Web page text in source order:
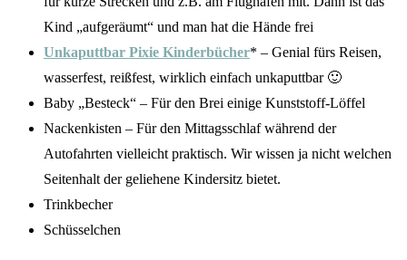
Kind „aufgeräumt“ und man hat die Hände frei
Unkaputtbar Pixie Kinderbücher* – Genial fürs Reisen,
wasserfest, reißfest, wirklich einfach unkaputtbar 🙂
Baby „Besteck“ – Für den Brei einige Kunststoff-Löffel
Nackenkisten – Für den Mittagsschlaf während der
Autofahrten vielleicht praktisch. Wir wissen ja nicht welchen
Seitenhalt der geliehene Kindersitz bietet.
Trinkbecher
Schüsselchen